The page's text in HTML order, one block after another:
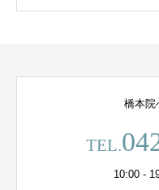
橋本院
TEL.
10:00 -